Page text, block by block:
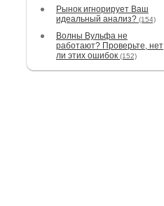
Рынок игнорирует Ваш
идеальный анализ? (154)
Волны Вульфа не
работают? Проверьте, нет
ли этих ошибок (152)